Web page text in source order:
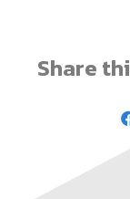
Share